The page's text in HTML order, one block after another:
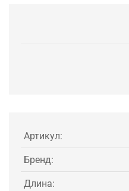
Артикул:
Бренд:
Длина: